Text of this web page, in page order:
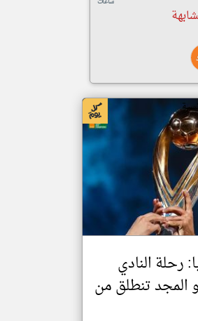
رحلة النادي
المجد تنطلق من